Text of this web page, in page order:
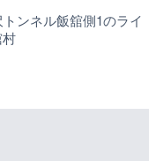
ンネル飯舘側1のライ
信元： 日本テレビ
LIVE
本全国・緊急地震速報
信元： 日高町役場
LIVE
湯川水門付近のライブ